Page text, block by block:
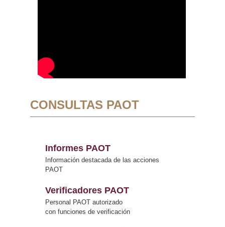
CONSULTAS PAOT
Informes PAOT
Información destacada de las acciones
PAOT
Verificadores PAOT
Personal PAOT autorizado
con funciones de verificación